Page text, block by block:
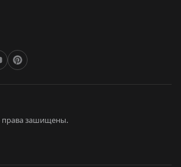
права зашищены.